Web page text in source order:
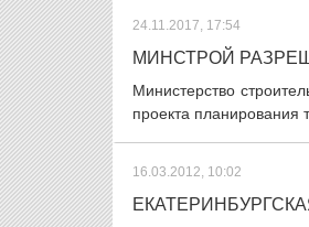
24.11.2017, 17:54
МИНСТРОЙ
Министерство
проекта планирования
16.03.2012, 10:02